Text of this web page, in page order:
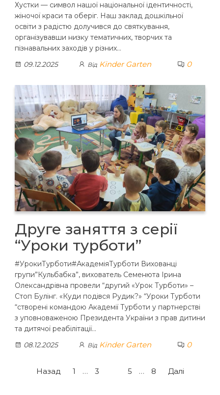
Хустки — символ нашої національної ідентичності,
жіночої краси та оберіг. Наш заклад дошкільної
освіти з радістю долучився до святкування,
організувавши низку тематичних, творчих та
пізнавальних заходів у різних…
09.12.2025
Від Kinder Garten 0
Друге заняття з серії
“Уроки турботи”
#УрокиТурботи#АкадеміяТурботи Вихованці
групи”Кульбабка”, вихователь Семенюта Ірина
Олександрівна провели “другий «Урок Турботи» –
Стоп Булінг. «Куди подівся Рудик?» “Уроки Турботи
“створені командою Академії Турботи у партнерстві
з уповноваженою Президента України з прав дитини
та дитячої реабілітації…
08.12.2025
Від Kinder Garten 0
Пагінація
Назад 1 … 3 5 … 8 Далі